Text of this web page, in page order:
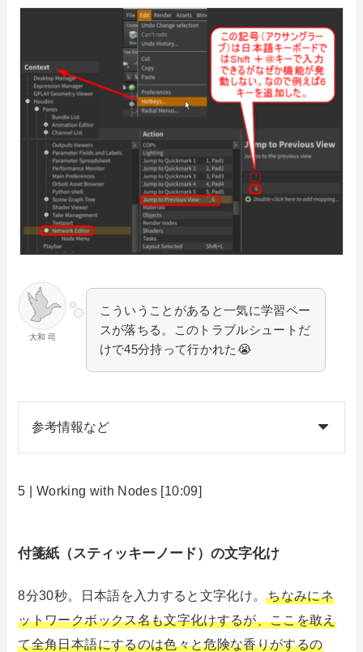
大和 司
こういうことがあると一気に学習ペー
スが落ちる。このトラブルシュートだ
けで45分持って行かれた😭
参考情報など
5 | Working with Nodes [10:09]
付箋紙（スティッキーノード）の文字化け
8分30秒。日本語を入力すると文字化け。ちなみにネ
ットワークボックス名も文字化けするが、ここを敢え
て全角日本語にするのは色々と危険な香りがするの